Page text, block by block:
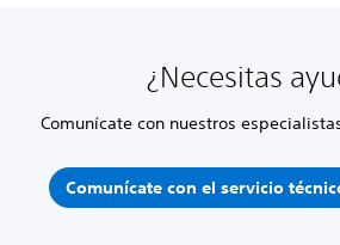
¿Necesitas
Comunícate con nuestros
Comunícate con el servicio